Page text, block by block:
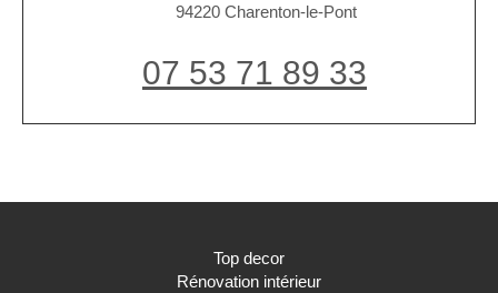
94220 Charenton-le-Pont
07 53 71 89 33
Top decor
Rénovation intérieur